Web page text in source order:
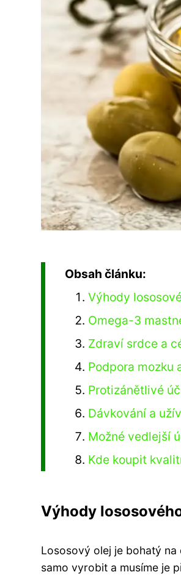
Obsah článku:
Výhody
Omega-3
Zdraví srdce a
Podpora mozku
Protizánětlivé
Dávkování a
Možné vedlejší
Kde koupit
Výhody
Lososový olej je bohatý na
samo vyrobit a musíme je